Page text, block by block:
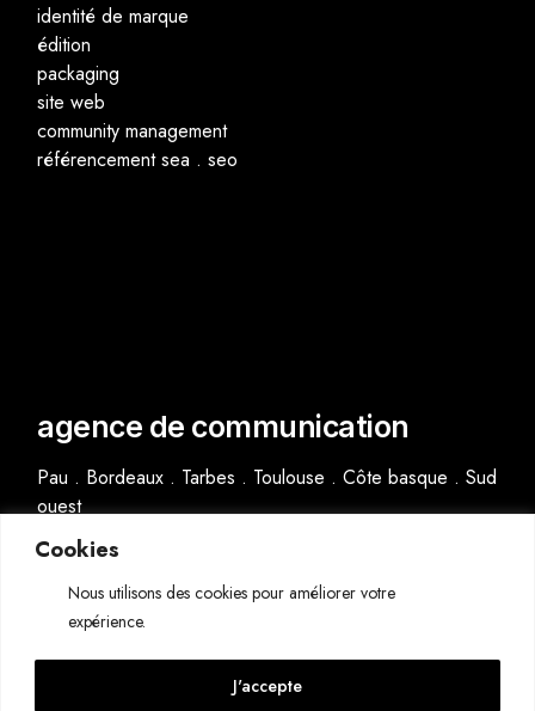
Cookies
Nous utilisons des cookies pour améliorer votre
expérience.
J'accepte
identité de marque
édition
packaging
site web
community management
référencement sea . seo
agence de communication
Pau . Bordeaux . Tarbes . Toulouse . Côte basque . Sud
ouest
expertise